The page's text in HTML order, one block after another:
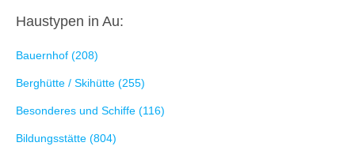
Haustypen in Au:
Bauernhof (208)
Berghütte / Skihütte (255)
Besonderes und Schiffe (116)
Bildungsstätte (804)